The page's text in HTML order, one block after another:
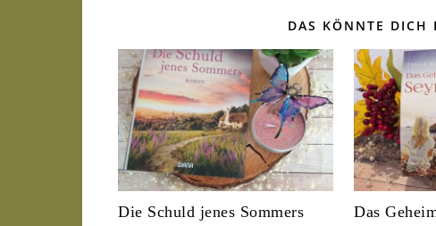
DAS KÖNNTE DICH
Die Schuld jenes Sommers
Das